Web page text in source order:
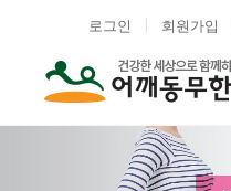
로그인 회원가입